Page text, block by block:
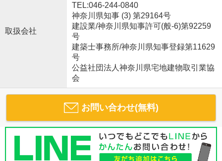
取扱会社
TEL:046-244-0840
神奈川県知事 (3) 第29164号
建設業/神奈川県知事許可(般-6)第92259
号
建築士事務所/神奈川県知事登録第11629
号
公益社団法人神奈川県宅地建物取引業協
会
お問い合わせ(無料)